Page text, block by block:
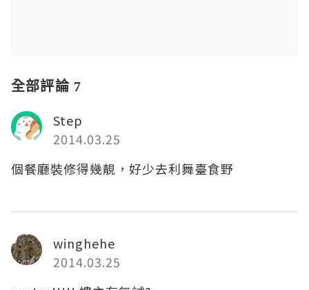
全部評論 7
Step
2014.03.25
個餐廳裝修得幾靚，好少去利舞臺食野
winghehe
2014.03.25